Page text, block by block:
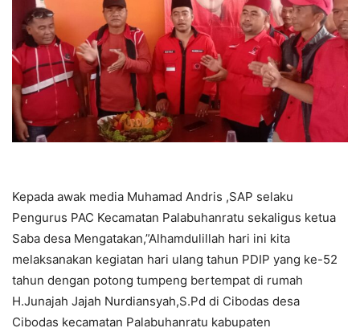
Kepada awak media Muhamad Andris ,SAP selaku
Pengurus PAC Kecamatan Palabuhanratu sekaligus ketua
Saba desa Mengatakan,”Alhamdulillah hari ini kita
melaksanakan kegiatan hari ulang tahun PDIP yang ke-52
tahun dengan potong tumpeng bertempat di rumah
H.Junajah Jajah Nurdiansyah,S.Pd di Cibodas desa
Cibodas kecamatan Palabuhanratu kabupaten